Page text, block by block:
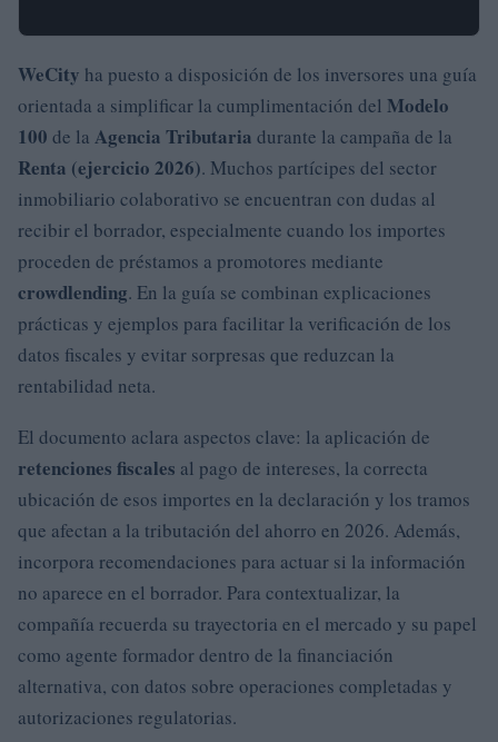
WeCity ha puesto a disposición de los inversores una guía
orientada a simplificar la cumplimentación del Modelo
100 de la Agencia Tributaria durante la campaña de la
Renta (ejercicio 2026). Muchos partícipes del sector
inmobiliario colaborativo se encuentran con dudas al
recibir el borrador, especialmente cuando los importes
proceden de préstamos a promotores mediante
crowdlending. En la guía se combinan explicaciones
prácticas y ejemplos para facilitar la verificación de los
datos fiscales y evitar sorpresas que reduzcan la
rentabilidad neta.
El documento aclara aspectos clave: la aplicación de
retenciones fiscales al pago de intereses, la correcta
ubicación de esos importes en la declaración y los tramos
que afectan a la tributación del ahorro en 2026. Además,
incorpora recomendaciones para actuar si la información
no aparece en el borrador. Para contextualizar, la
compañía recuerda su trayectoria en el mercado y su papel
como agente formador dentro de la financiación
alternativa, con datos sobre operaciones completadas y
autorizaciones regulatorias.